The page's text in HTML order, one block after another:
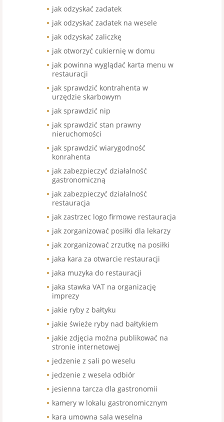
jak odzyskać zadatek
jak odzyskać zadatek na wesele
jak odzyskać zaliczkę
jak otworzyć cukiernię w domu
jak powinna wyglądać karta menu w
restauracji
jak sprawdzić kontrahenta w
urzędzie skarbowym
jak sprawdzić nip
jak sprawdzić stan prawny
nieruchomości
jak sprawdzić wiarygodność
konrahenta
jak zabezpieczyć działalność
gastronomiczną
jak zabezpieczyć działalność
restauracja
jak zastrzec logo firmowe restauracja
jak zorganizować posiłki dla lekarzy
jak zorganizować zrzutkę na posiłki
jaka kara za otwarcie restauracji
jaka muzyka do restauracji
jaka stawka VAT na organizację
imprezy
jakie ryby z bałtyku
jakie świeże ryby nad bałtykiem
jakie zdjęcia można publikować na
stronie internetowej
jedzenie z sali po weselu
jedzenie z wesela odbiór
jesienna tarcza dla gastronomii
kamery w lokalu gastronomicznym
kara umowna sala weselna